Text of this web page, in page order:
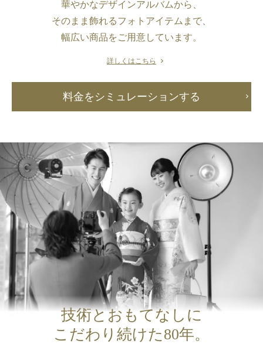
華やかなデザインアルバムから、
そのまま飾れるフォトアイテムまで、
幅広い商品をご用意しています。
詳しくはこちら
料金をシミュレーションする
技術とおもてなしに
こだわり続けた80年。